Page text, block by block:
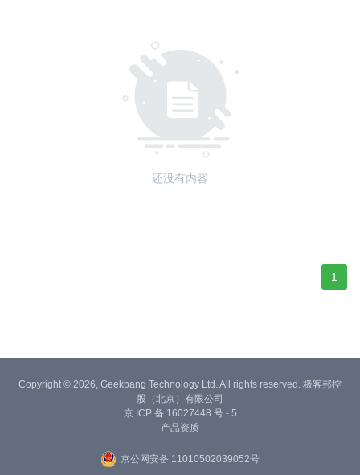
还没有内容
1
Copyright © 2026, Geekbang Technology Ltd. All rights reserved. 极客邦控
股（北京）有限公司
京 ICP 备 16027448 号 - 5
产品资质
京公网安备 11010502039052号